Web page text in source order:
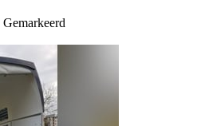
Gemarkeerd